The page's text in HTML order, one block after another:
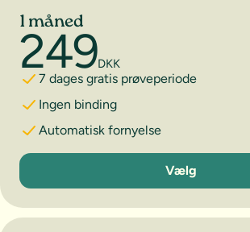
1 måned
249DKK
7 dages gratis prøveperiode
Ingen binding
Automatisk fornyelse
1 måned
Vælg